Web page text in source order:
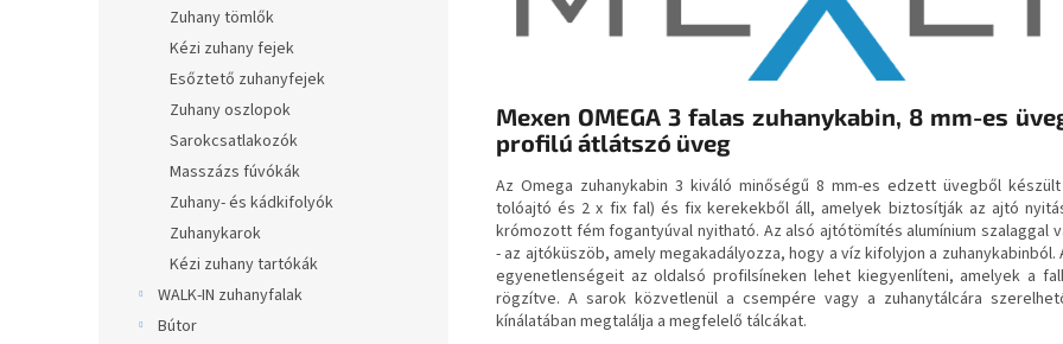
Zuhany tömlők
Kézi zuhany fejek
Esőztető zuhanyfejek
Zuhany oszlopok
Sarokcsatlakozók
Masszázs fúvókák
Zuhany- és kádkifolyók
Zuhanykarok
Kézi zuhany tartókák
WALK-IN zuhanyfalak
Bútor
Mexen OMEGA 3 falas zuhanykabin, 8 mm-es
profilú átlátszó üveg
Az Omega zuhanykabin 3 kiváló minőségű 8 mm-es edzett üvegből
tolóajtó és 2 x fix fal) és fix kerekekből áll, amelyek biztosítják az ajtó
krómozott fém fogantyúval nyitható. Az alsó ajtótömítés alumínium szalaggal
- az ajtóküszöb, amely megakadályozza, hogy a víz kifolyjon a zuhanykabinból.
egyenetlenségeit az oldalsó profilsíneken lehet kiegyenlíteni, amelyek a
rögzítve. A sarok közvetlenül a csempére vagy a zuhanytálcára
kínálatában megtalálja a megfelelő tálcákat.